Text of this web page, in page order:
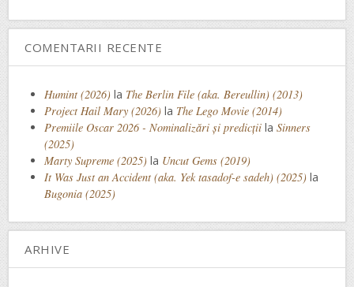
COMENTARII RECENTE
Humint (2026) la The Berlin File (aka. Bereullin) (2013)
Project Hail Mary (2026) la The Lego Movie (2014)
Premiile Oscar 2026 - Nominalizări și predicții la Sinners
(2025)
Marty Supreme (2025) la Uncut Gems (2019)
It Was Just an Accident (aka. Yek tasadof-e sadeh) (2025) la
Bugonia (2025)
ARHIVE